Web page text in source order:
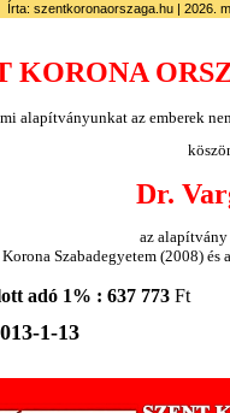
Írta: szentkoronaorszaga.hu | 2026.
KORONA
alapítványunkat az emberek
Dr.
az
Korona Szabadegyetem(2008) és
adó 1% : 637 773 Ft
1-13